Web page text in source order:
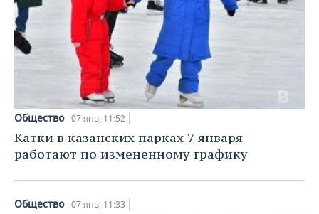
ONLINE-КОНФЕРЕНЦИИ
ОТКРЫТАЯ ЛЕКЦИЯ
ХОККЕЙ
БАСКЕТБОЛ
КИБЕРСПОРТ
ФИГУРНОЕ КАТАНИЕ
ВОДНЫЕ ВИДЫ СПОРТА
ВЛАСТЬ
ИНФРАСТРУКТУРА
КУЛЬТУРА
МЕДИЦИНА
ОБРАЗОВАНИЕ
СЮЖЕТЫ
СПРАВОЧНИК
СПИСОК ПЕРСОН
СПИСОК КОМПАНИЙ
ПОЛНАЯ ВЕРСИЯ
Общество 07 янв, 11:52
Катки в казанских парках 7 января
работают по измененному графику
Общество 07 янв, 11:33